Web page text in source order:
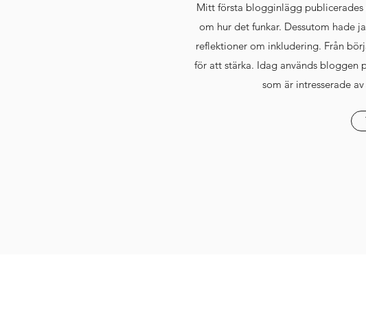
Mitt första blogginlägg publicerades
om hur det funkar. Dessutom hade
reflektioner om inkludering. Från
för att stärka. Idag används bloggen
som är intresserade